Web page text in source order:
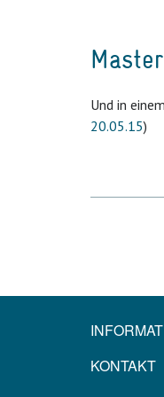
Und in
20.05.15)
KONTAKT